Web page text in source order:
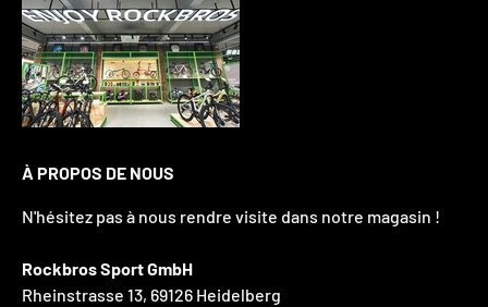
À PROPOS DE NOUS
N'hésitez pas à nous rendre visite dans notre magasin !
Rockbros Sport GmbH
Rheinstrasse 13, 69126 Heidelberg